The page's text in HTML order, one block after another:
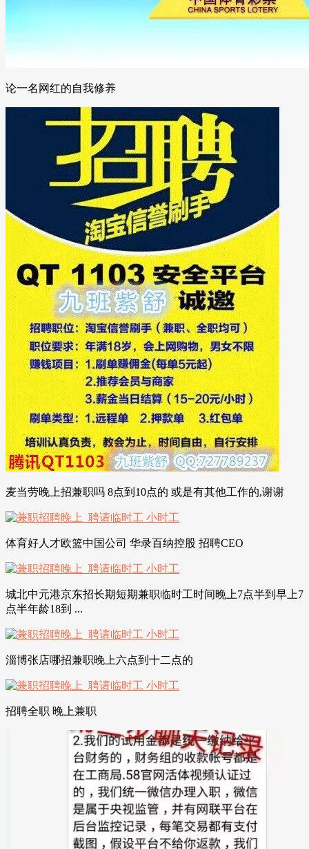
论一名网红的自我修养
麦当劳晚上招兼职吗 8点到10点的 或是有其他工作的,谢谢
体育好人才欧篮中国公司 华录百纳控股 招聘CEO
城北中元港京东招长期短期兼职临时工时间晚上7点半到早上7
点半年龄18到 ...
淄博张店哪招兼职晚上六点到十二点的
招聘全职 晚上兼职